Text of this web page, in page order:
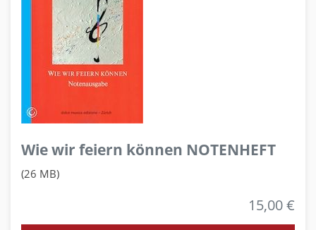
Wie wir feiern können NOTENHEFT
(26 MB)
15,00 €